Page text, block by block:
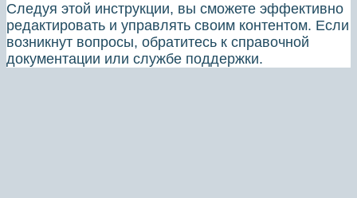
Следуя этой инструкции, вы сможете эффективно
редактировать и управлять своим контентом. Если
возникнут вопросы, обратитесь к справочной
документации или службе поддержки.